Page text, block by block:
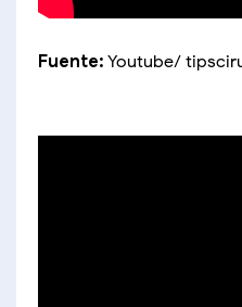
Fuente: Youtube/